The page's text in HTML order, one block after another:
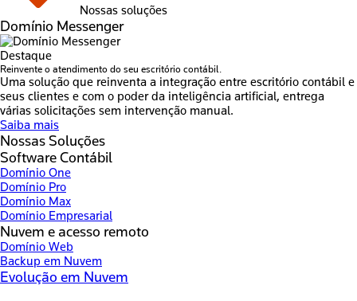
Nossas soluções
Domínio Messenger
Destaque
Reinvente o atendimento do seu escritório contábil.
Uma solução que reinventa a integração entre escritório contábil e
seus clientes e com o poder da inteligência artificial, entrega
várias solicitações sem intervenção manual.
Saiba mais
Nossas Soluções
Software Contábil
Domínio One
Domínio Pro
Domínio Max
Domínio Empresarial
Nuvem e acesso remoto
Domínio Web
Backup em Nuvem
Evolução em Nuvem